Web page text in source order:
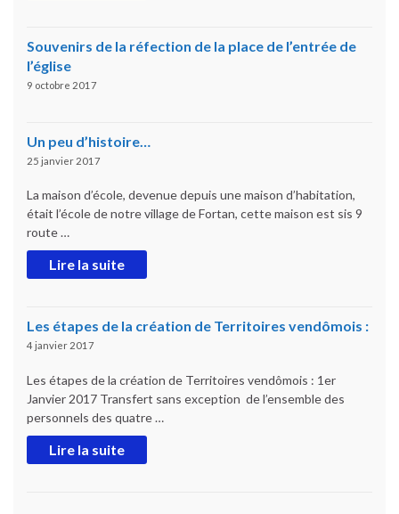
Souvenirs de la réfection de la place de l’entrée de
l’église
9 octobre 2017
Un peu d’histoire…
25 janvier 2017
La maison d’école, devenue depuis une maison d’habitation,
était l’école de notre village de Fortan, cette maison est sis 9
route …
Lire la suite
Les étapes de la création de Territoires vendômois :
4 janvier 2017
Les étapes de la création de Territoires vendômois : 1er
Janvier 2017 Transfert sans exception de l’ensemble des
personnels des quatre …
Lire la suite